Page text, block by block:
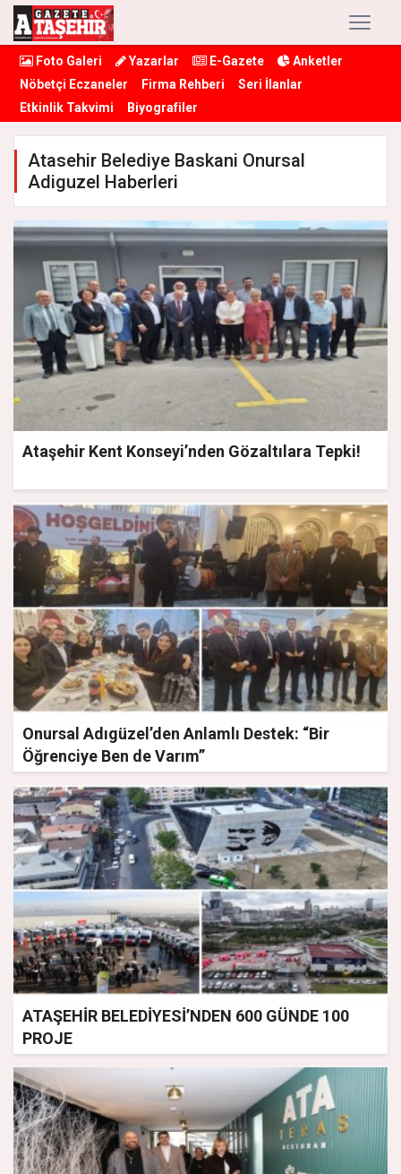
Foto Galeri Yazarlar E-Gazete
Anketler
Nöbetçi Eczaneler
Firma Rehberi
Seri İlanlar
Etkinlik Takvimi
Biyografiler
Atasehir Belediye Baskani Onursal
Adiguzel Haberleri
Ataşehir Kent Konseyi’nden Gözaltılara Tepki!
Onursal Adıgüzel’den Anlamlı Destek: “Bir
Öğrenciye Ben de Varım”
ATAŞEHİR BELEDİYESİ’NDEN 600 GÜNDE 100
PROJE